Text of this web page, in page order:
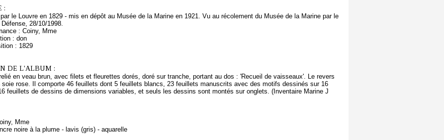
:
le Louvre en 1829 - mis en dépôt au Musée de la Marine en 1921. Vu au récolement du Musée de la Marine par le
28/10/1998.
: Coiny, Mme
: don
: 1829
DE L'ALBUM :
en veau brun, avec filets et fleurettes dorés, doré sur tranche, portant au dos : 'Recueil de vaisseaux'. Le revers
soie rose. Il comporte 46 feuillets dont 5 feuillets blancs, 23 feuillets manuscrits avec des motifs dessinés sur 16
feuillets de dessins de dimensions variables, et seuls les dessins sont montés sur onglets. (Inventaire Marine J
Mme
noire à la plume - lavis (gris) - aquarelle